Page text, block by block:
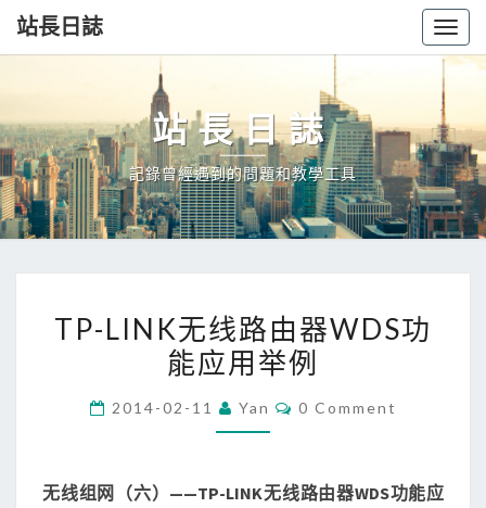
站長日誌
站長日誌
記錄曾經遇到的問題和教學工具
LINK
无
TP-LINK无线路由器WDS功
能应用举例
2014-02-11 Yan Comments
0 Comment
无线组网（六）——TP-LINK无线路由器WDS功能应